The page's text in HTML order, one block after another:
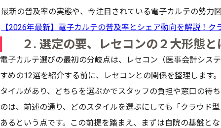
最新の普及率の実態や、今注目されている電子カルテの勢力
【2026年最新】電子カルテの普及率とシェア動向を解説！
２. 選定の要、レセコンの２大形態と
電子カルテ選びの最初の分岐点は、レセコン（医事会計シス
すめの12選を紹介する前に、レセコンとの関係を整理します
タイルがあり、どちらを選ぶかでスタッフの負担や窓口の待
のは、前述の通り、どのスタイルを選ぶにしても「クラウド
あるという点です。この前提を踏まえ、まずは自院の基盤と